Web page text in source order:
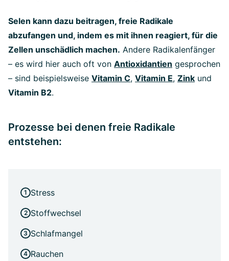
Selen kann dazu beitragen, freie Radikale
abzufangen und, indem es mit ihnen reagiert, für die
Zellen unschädlich machen. Andere Radikalenfänger
– es wird hier auch oft von Antioxidantien gesprochen
– sind beispielsweise Vitamin C, Vitamin E, Zink und
Vitamin B2.
Prozesse bei denen freie Radikale
entstehen:
Stress
Stoffwechsel
Schlafmangel
Rauchen